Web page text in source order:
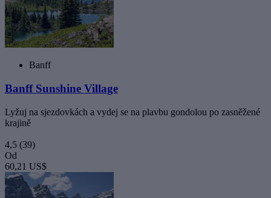
Banff
Banff Sunshine Village
Lyžuj na sjezdovkách a vydej se na plavbu gondolou po zasněžené
krajině
4,5 (39)
Od
60,21 US$